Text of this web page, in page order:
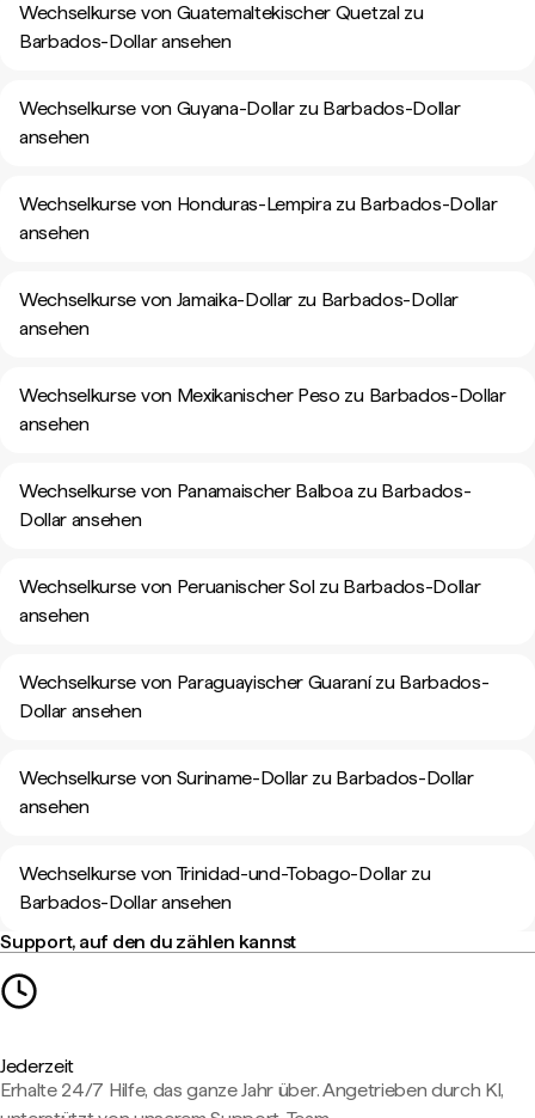
Wechselkurse von Guatemaltekischer Quetzal zu
Barbados-Dollar ansehen
Wechselkurse von Guyana-Dollar zu Barbados-Dollar
ansehen
Wechselkurse von Honduras-Lempira zu Barbados-Dollar
ansehen
Wechselkurse von Jamaika-Dollar zu Barbados-Dollar
ansehen
Wechselkurse von Mexikanischer Peso zu Barbados-Dollar
ansehen
Wechselkurse von Panamaischer Balboa zu Barbados-
Dollar ansehen
Wechselkurse von Peruanischer Sol zu Barbados-Dollar
ansehen
Wechselkurse von Paraguayischer Guaraní zu Barbados-
Dollar ansehen
Wechselkurse von Suriname-Dollar zu Barbados-Dollar
ansehen
Wechselkurse von Trinidad-und-Tobago-Dollar zu
Barbados-Dollar ansehen
Support, auf den du zählen kannst
Jederzeit
Erhalte 24/7 Hilfe, das ganze Jahr über. Angetrieben durch KI,